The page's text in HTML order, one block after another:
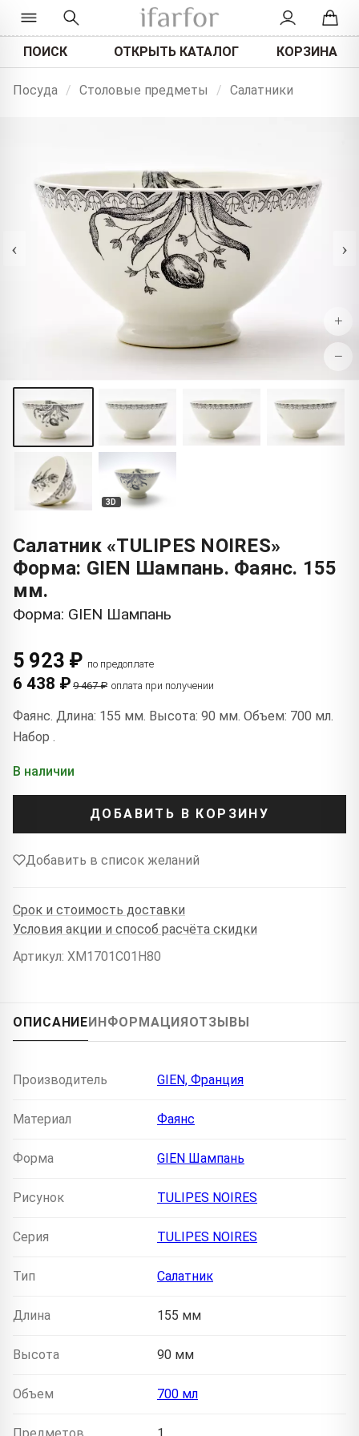
ПОИСК ОТКРЫТЬ КАТАЛОГ КОРЗИНА
Посуда / Столовые предметы / Салатники
‹ ›
+
−
3D
Салатник «TULIPES NOIRES»
Форма: GIEN Шампань. Фаянс. 155
мм.
Форма: GIEN Шампань
5 923 ₽ по предоплате
6 438 ₽ 9 467 ₽ оплата при получении
Фаянс. Длина: 155 мм. Высота: 90 мм. Объем: 700 мл.
Набор .
В наличии
ДОБАВИТЬ В КОРЗИНУ
Добавить в список желаний
Срок и стоимость доставки
Условия акции и способ расчёта скидки
Артикул: XM1701C01H80
ОПИСАНИЕИНФОРМАЦИЯОТЗЫВЫ
Производитель GIEN, Франция
Материал Фаянс
Форма GIEN Шампань
Рисунок TULIPES NOIRES
Серия TULIPES NOIRES
Тип Салатник
Длина 155 мм
Высота 90 мм
Объем 700 мл
Предметов 1